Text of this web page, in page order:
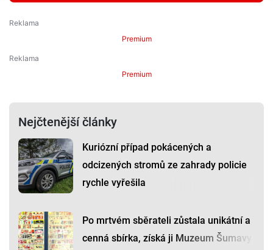
Premium
Premium
Nejčtenější články
Kuriózní případ pokácených a
odcizených stromů ze zahrady policie
rychle vyřešila
Po mrtvém sběrateli zůstala unikátní a
cenná sbírka, získá ji Muzeum Šumavy